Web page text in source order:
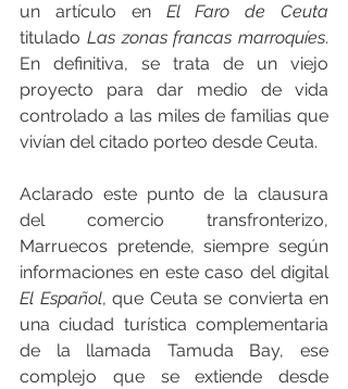
un artículo en El Faro de Ceuta
titulado Las zonas francas marroquíes.
En definitiva, se trata de un viejo
proyecto para dar medio de vida
controlado a las miles de familias que
vivían del citado porteo desde Ceuta.
Aclarado este punto de la clausura
del comercio transfronterizo,
Marruecos pretende, siempre según
informaciones en este caso del digital
El Español, que Ceuta se convierta en
una ciudad turística complementaria
de la llamada Tamuda Bay, ese
complejo que se extiende desde